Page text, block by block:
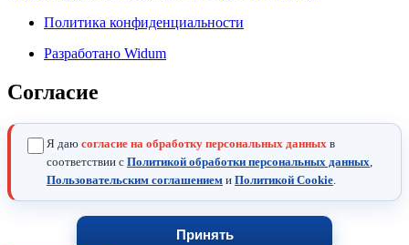
Политика конфиденциальности
Разработано Widum
Согласие
Я даю согласие на обработку персональных данных в
соответствии с Политикой обработки персональных данных
Пользовательским соглашением и Политикой Cookie
Принять